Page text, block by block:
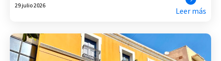
29 julio 2026
Leer más